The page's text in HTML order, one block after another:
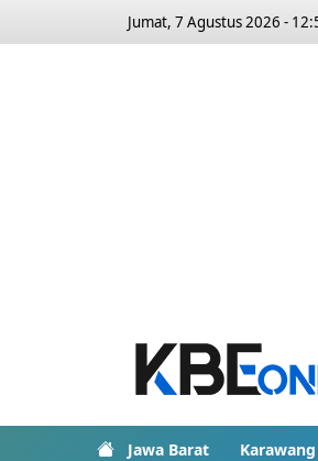
Jumat, 7 Agustus 2026 -
Jawa Barat Karawang